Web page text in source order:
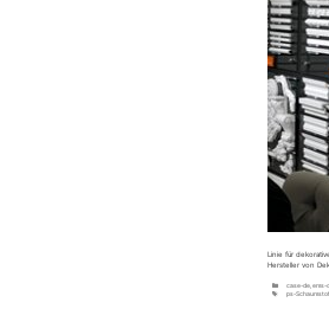
Linie für
Hersteller von
Kategorien
case-de ,ems-
Schlagwörter
ps-